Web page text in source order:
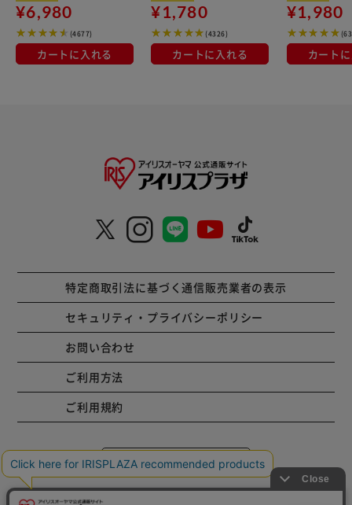
¥6,980
(4677)
カートに入れる
¥1,780
(4326)
カートに入れる
¥1,980
カート
特定商取引法に基づく通信販売業者の表示
セキュリティ・プライバシーポリシー
お問い合わせ
ご利用方法
ご利用規約
コーポレートサイト